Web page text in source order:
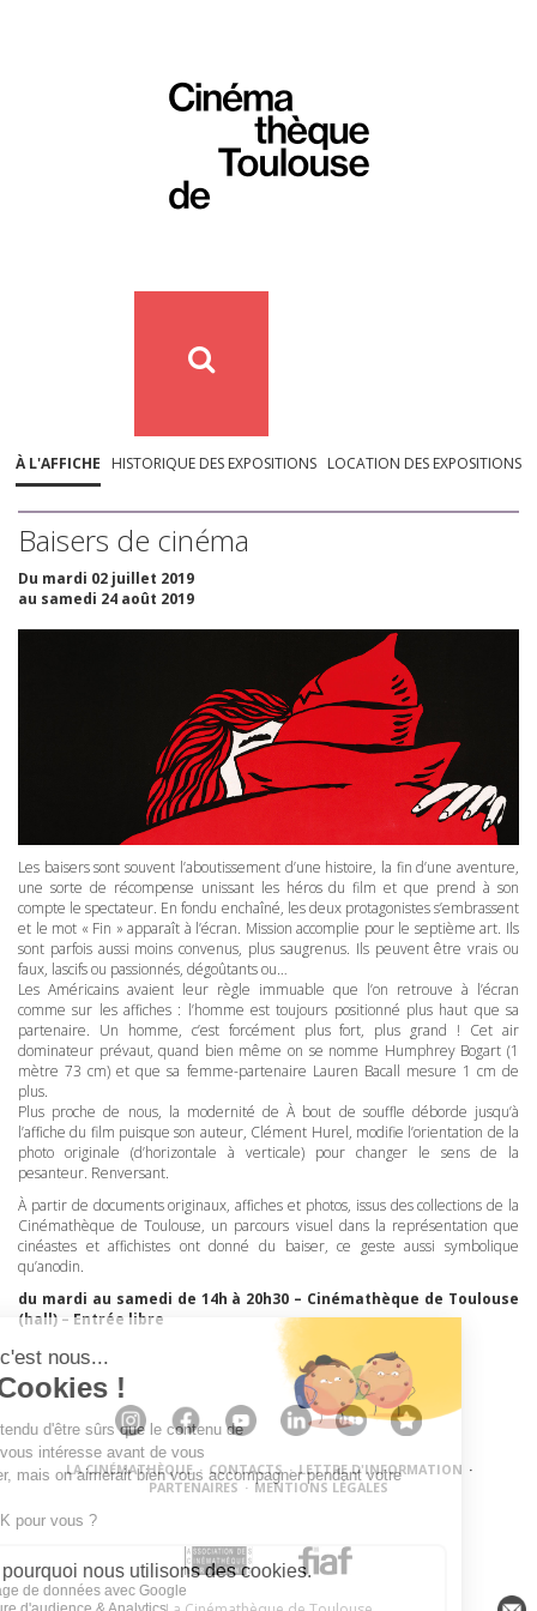
À L'AFFICHE HISTORIQUE DES EXPOSITIONS LOCATION DES EXPOSITIONS
Baisers de cinéma
Du mardi 02 juillet 2019
au samedi 24 août 2019
Les baisers sont souvent l’aboutissement d’une histoire, la fin d’une aventure,
une sorte de récompense unissant les héros du film et que prend à son
compte le spectateur. En fondu enchaîné, les deux protagonistes s’embrassent
et le mot « Fin » apparaît à l’écran. Mission accomplie pour le septième art. Ils
sont parfois aussi moins convenus, plus saugrenus. Ils peuvent être vrais ou
faux, lascifs ou passionnés, dégoûtants ou…
Les Américains avaient leur règle immuable que l’on retrouve à l’écran
comme sur les affiches : l’homme est toujours positionné plus haut que sa
partenaire. Un homme, c’est forcément plus fort, plus grand ! Cet air
dominateur prévaut, quand bien même on se nomme Humphrey Bogart (1
mètre 73 cm) et que sa femme-partenaire Lauren Bacall mesure 1 cm de
plus.
Plus proche de nous, la modernité de À bout de souffle déborde jusqu’à
l’affiche du film puisque son auteur, Clément Hurel, modifie l’orientation de la
photo originale (d’horizontale à verticale) pour changer le sens de la
pesanteur. Renversant.
À partir de documents originaux, affiches et photos, issus des collections de la
Cinémathèque de Toulouse, un parcours visuel dans la représentation que
cinéastes et affichistes ont donné du baiser, ce geste aussi symbolique
qu’anodin.
du mardi au samedi de 14h à 20h30 – Cinémathèque de Toulouse
(hall) – Entrée libre
LA CINÉMATHÈQUE · CONTACTS · LETTRE D'INFORMATION ·
PARTENAIRES · MENTIONS LÉGALES